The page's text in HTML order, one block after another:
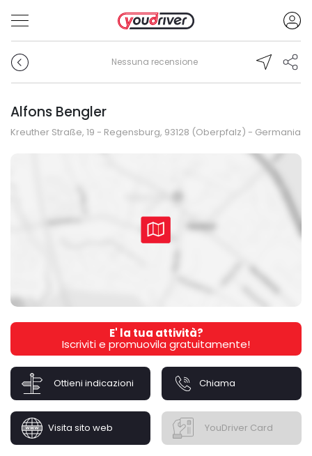
Nessuna recensione
Alfons Bengler
Kreuther Straße, 19 - Regensburg, 93128 (Oberpfalz) - Germania
E' la tua attività?
Iscriviti e promuovila gratuitamente!
Ottieni indicazioni Chiama
Visita sito web YouDriver Card